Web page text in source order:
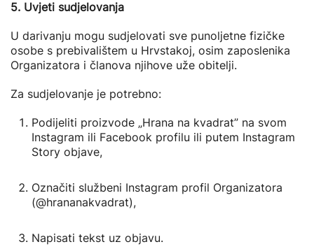
5. Uvjeti sudjelovanja
U darivanju mogu sudjelovati sve punoljetne fizičke
osobe s prebivalištem u Hrvstakoj, osim zaposlenika
Organizatora i članova njihove uže obitelji.
Za sudjelovanje je potrebno:
Podijeliti proizvode „Hrana na kvadrat” na svom
Instagram ili Facebook profilu ili putem Instagram
Story objave,
Označiti službeni Instagram profil Organizatora
(@hrananakvadrat),
Napisati tekst uz objavu.